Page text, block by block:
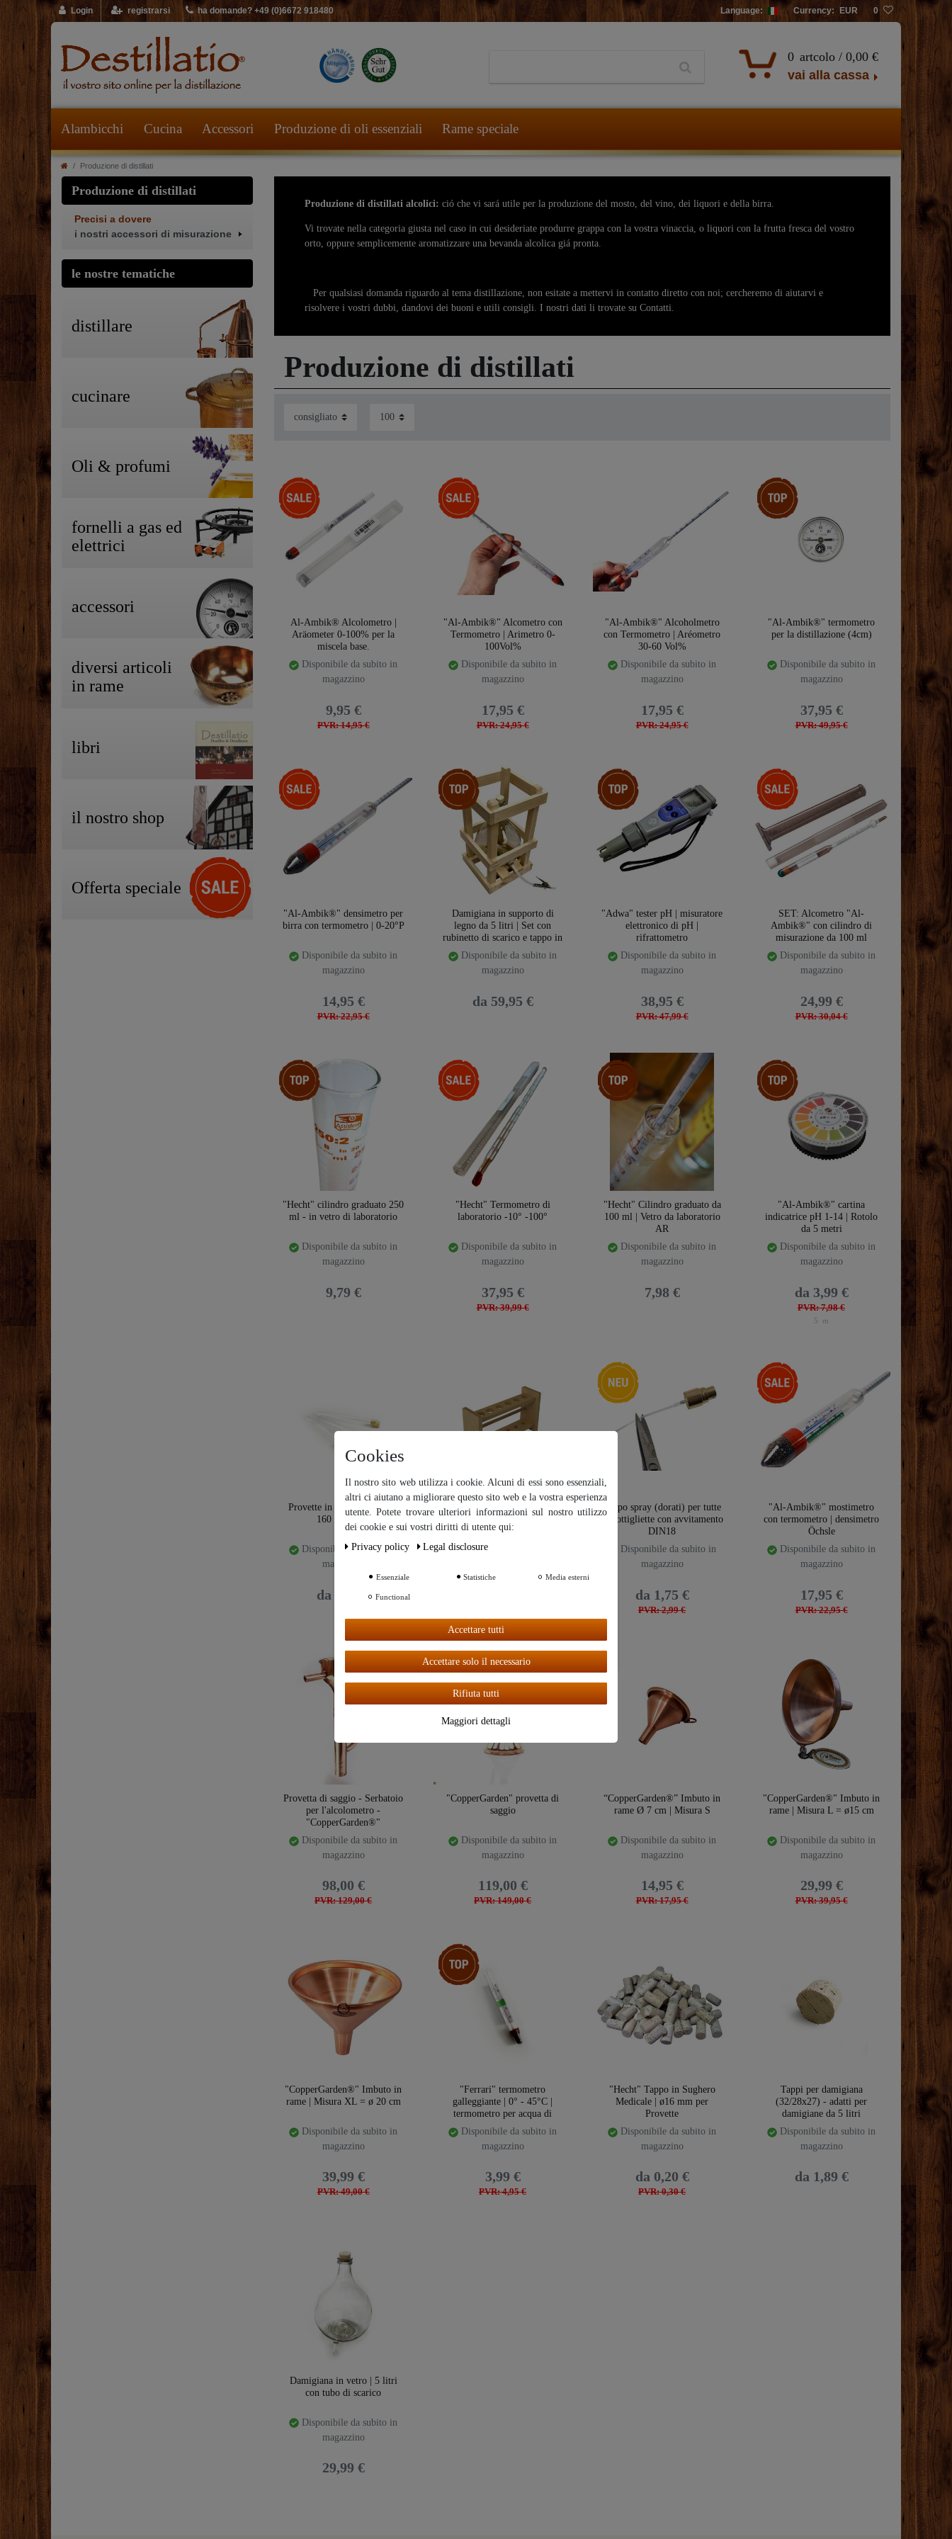
Login registrarsi ha domande? +49 (0)6672 918480 Language: Currency: EUR 0
0 artcolo / 0,00 €
vai alla cassa
Alambicchi Cucina Accessori Produzione di oli essenziali Rame speciale
Produzione di distillati
Produzione di distillati
Precisi a dovere
i nostri accessori di misurazione
le nostre tematiche
distillare
cucinare
Oli & profumi
fornelli a gas ed
elettrici
accessori
diversi articoli
in rame
libri
il nostro shop
Offerta speciale
Produzione di distillati alcolici: ció che vi sará utile per la produzione del mosto, del vino, dei liquori e della birra.
Vi trovate nella categoria giusta nel caso in cui desideriate produrre grappa con la vostra vinaccia, o liquori con la frutta fresca del vostro
orto, oppure semplicemente aromatizzare una bevanda alcolica giá pronta.
Per qualsiasi domanda riguardo al tema distillazione, non esitate a mettervi in contatto diretto con noi; cercheremo di aiutarvi e
risolvere i vostri dubbi, dandovi dei buoni e utili consigli. I nostri dati li trovate su Contatti.
Produzione di distillati
-33%
Al-Ambik® Alcolometro |
Aräometer 0-100% per la
miscela base.
Disponibile da subito in
magazzino
PVR: 14,95 €
9,95 €
-28%
"Al-Ambik®" Alcometro con
Termometro | Arimetro 0-
100Vol%
Disponibile da subito in
magazzino
PVR: 24,95 €
17,95 €
"Al-Ambik®" Alcoholmetro
con Termometro | Aréometro
30-60 Vol%
Disponibile da subito in
magazzino
PVR: 24,95 €
17,95 €
Ceres::Template.storeSpecialTop
"Al-Ambik®" termometro
per la distillazione (4cm)
Disponibile da subito in
magazzino
PVR: 49,95 €
37,95 €
-35%
"Al-Ambik®" densimetro per
birra con termometro | 0-20°P
Disponibile da subito in
magazzino
PVR: 22,95 €
14,95 €
Ceres::Template.storeSpecialTop
Damigiana in supporto di
legno da 5 litri | Set con
rubinetto di scarico e tappo in
sughero
Disponibile da subito in
magazzino
da 59,95 €
Ceres::Template.storeSpecialTop
"Adwa" tester pH | misuratore
elettronico di pH |
rifrattometro
Disponibile da subito in
magazzino
PVR: 47,99 €
38,95 €
-17%
SET: Alcometro "Al-
Ambik®" con cilindro di
misurazione da 100 ml
"Hecht" | Vetro da laboratorio
Disponibile da subito in
magazzino
PVR: 30,04 €
24,99 €
Ceres::Template.storeSpecialTop
"Hecht" cilindro graduato 250
ml - in vetro di laboratorio
Disponibile da subito in
magazzino
9,79 €
-5%
"Hecht" Termometro di
laboratorio -10° -100°
Disponibile da subito in
magazzino
PVR: 39,99 €
37,95 €
Ceres::Template.storeSpecialTop
"Hecht" Cilindro graduato da
100 ml | Vetro da laboratorio
AR
Disponibile da subito in
magazzino
7,98 €
Ceres::Template.storeSpecialTop
"Al-Ambik®" cartina
indicatrice pH 1-14 | Rotolo
da 5 metri
Disponibile da subito in
magazzino
PVR: 7,98 €
da 3,99 €
5 m
Provette in vetro con bordo
160 x 16 mm
Disponibile da subito in
magazzino
da 0,15 €
Supporto in legno per 6
Disponibile da subito in
Ceres::Template.storeSpecialNew
Tappo spray (dorati) per tutte
le bottigliette con avvitamento
DIN18
Disponibile da subito in
magazzino
PVR: 2,99 €
da 1,75 €
-22%
"Al-Ambik®" mostimetro
con termometro | densimetro
Öchsle
Disponibile da subito in
magazzino
PVR: 22,95 €
17,95 €
Provetta di saggio - Serbatoio
per l'alcolometro -
"CopperGarden®"
Disponibile da subito in
magazzino
PVR: 129,00 €
98,00 €
"CopperGarden" provetta di
saggio
Disponibile da subito in
magazzino
PVR: 149,00 €
119,00 €
“CopperGarden®” Imbuto in
rame Ø 7 cm | Misura S
Disponibile da subito in
magazzino
PVR: 17,95 €
14,95 €
"CopperGarden®" Imbuto in
rame | Misura L = ø15 cm
Disponibile da subito in
magazzino
PVR: 39,95 €
29,99 €
"CopperGarden®" Imbuto in
rame | Misura XL = ø 20 cm
Disponibile da subito in
magazzino
PVR: 49,00 €
39,99 €
Ceres::Template.storeSpecialTop
"Ferrari" termometro
galleggiante | 0° - 45°C |
termometro per acqua di
raffreddamento
Disponibile da subito in
magazzino
PVR: 4,95 €
3,99 €
"Hecht" Tappo in Sughero
Medicale | ø16 mm per
Provette
Disponibile da subito in
magazzino
PVR: 0,30 €
da 0,20 €
Tappi per damigiana
(32/28x27) - adatti per
damigiane da 5 litri
Disponibile da subito in
magazzino
da 1,89 €
Damigiana in vetro | 5 litri
con tubo di scarico
Disponibile da subito in
magazzino
29,99 €
Ceres::Template.cookieBarHintText
mplate.coo
eptAll
Cookies
Il nostro sito web utilizza i cookie. Alcuni di essi sono essenziali,
altri ci aiutano a migliorare questo sito web e la vostra esperienza
utente. Potete trovare ulteriori informazioni sul nostro utilizzo
dei cookie e sui vostri diritti di utente qui:
Privacy policy
Legal disclosure
Essenziale Statistiche Media esterni
Functional
Accettare tutti
Accettare solo il necessario
Rifiuta tutti
Maggiori dettagli